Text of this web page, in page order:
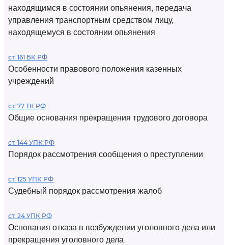
находящимся в состоянии опьянения, передача
управления транспортным средством лицу,
находящемуся в состоянии опьянения
ст. 161 БК РФ
Особенности правового положения казенных
учреждений
ст. 77 ТК РФ
Общие основания прекращения трудового договора
ст. 144 УПК РФ
Порядок рассмотрения сообщения о преступлении
ст. 125 УПК РФ
Судебный порядок рассмотрения жалоб
ст. 24 УПК РФ
Основания отказа в возбуждении уголовного дела или
прекращения уголовного дела